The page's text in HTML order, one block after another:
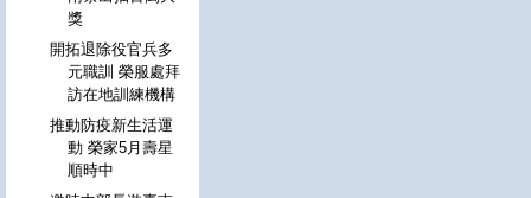
獎
開拓退除役官兵多
元職訓 榮服處拜
訪在地訓練機構
推動防疫新生活運
動 榮家5月壽星
順時中